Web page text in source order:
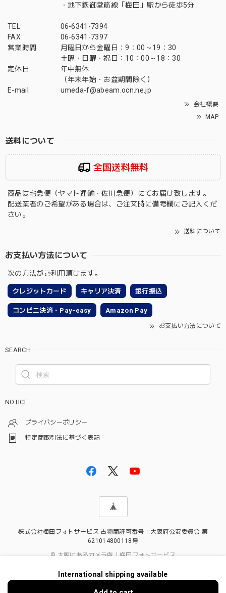
・地下鉄御堂筋線「梅田」駅から徒歩5分
TEL
06-6341-7394
FAX
06-6341-7397
営業時間
月曜日から金曜日：9：00～19：30
土曜・日曜・祝日：10：00～18：30
定休日
年中無休
（年末年始・お盆期間除く）
E-mail
umeda-f@abeam.ocn.ne.jp
会社概要
MAP
送料について
全国送料無料
商品は宅急便（ヤマト運輸・佐川急便）にてお届け致します。
配送業者のご希望がある場合は、ご注文時に備考欄にご記入くだ
さい。
送料について
お支払い方法について
次の方法がご利用頂けます。
クレジットカード キャリア決済 銀行振込
コンビニ決済・Pay-easy Amazon Pay
お支払い方法について
SEARCH
NOTICE
プライバシーポリシー
特定商取引法に基づく表記
株式会社梅田フォトサービス 古物商許可番号：大阪府公安委員会 第
621014800118号
© 大阪にあるカメラ店｜梅田フォトサービス
International shipping available